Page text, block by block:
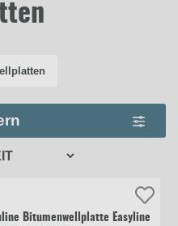
Bitumenwellplatte Easyline